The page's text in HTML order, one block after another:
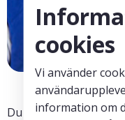
Du hittar artikeln i
cookies
Vi använder
information om